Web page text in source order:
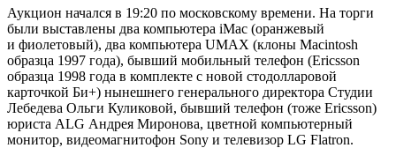
Аукцион начался в 19:20 по московскому времени. На торги
были выставлены два компьютера iMac (оранжевый
и фиолетовый), два компьютера UMAX (клоны Macintosh
образца 1997 года), бывший мобильный телефон (Ericsson
образца 1998 года в комплекте с новой стодолларовой
карточкой Би+) нынешнего генерального директора Студии
Лебедева Ольги Куликовой, бывший телефон (тоже Ericsson)
юриста ALG Андрея Миронова, цветной компьютерный
монитор, видеомагнитофон Sony и телевизор LG Flatron.